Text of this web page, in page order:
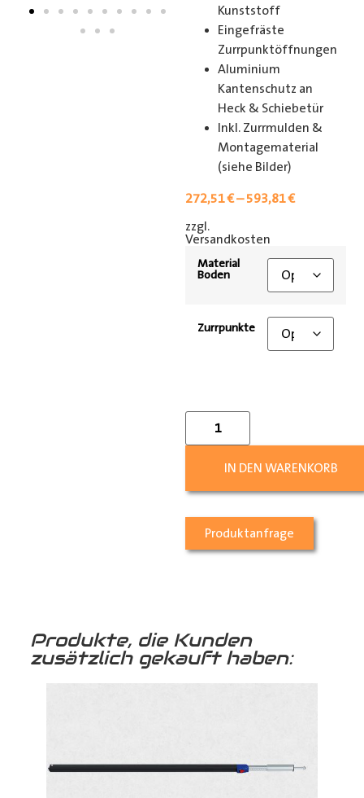
Kunststoff
Eingefräste
Zurrpunktöffnungen
Aluminium
Kantenschutz an
Heck & Schiebetür
Inkl. Zurrmulden &
Montagematerial
(siehe Bilder)
272,51€–593,81€
zzgl.
Versandkosten
Material
Boden
Zurrpunkte
IN DEN WARENKORB
Produktanfrage
Produkte, die Kunden
zusätzlich gekauft haben: